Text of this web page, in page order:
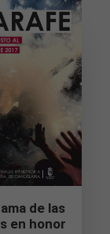
de las
en honor